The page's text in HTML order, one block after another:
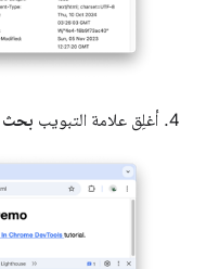
أغلِق علامة التبويب بحث